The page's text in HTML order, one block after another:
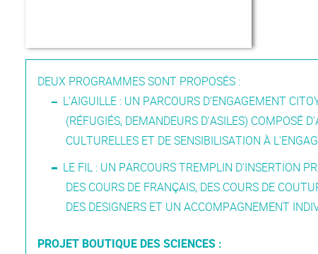
DEUX PROGRAMMES SONT PROPOSÉS :
L’AIGUILLE : UN PARCOURS D’ENGAGEMENT
(RÉFUGIÉS, DEMANDEURS D'ASILES) COMPOSÉ
CULTURELLES ET DE SENSIBILISATION À
LE FIL : UN PARCOURS TREMPLIN D'INSERTION
DES COURS DE FRANÇAIS, DES COURS DE
DES DESIGNERS ET UN ACCOMPAGNEMENT
PROJET BOUTIQUE DES SCIENCES :